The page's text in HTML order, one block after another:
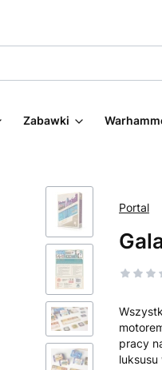
Zabawki
Portal
pracy
luksusu